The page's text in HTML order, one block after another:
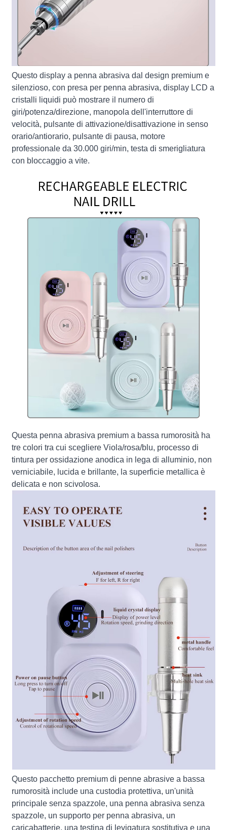
Questo display a penna abrasiva dal design premium e
silenzioso, con presa per penna abrasiva, display LCD a
cristalli liquidi può mostrare il numero di
giri/potenza/direzione, manopola dell'interruttore di
velocità, pulsante di attivazione/disattivazione in senso
orario/antiorario, pulsante di pausa, motore
professionale da 30.000 giri/min, testa di smerigliatura
con bloccaggio a vite.
Questa penna abrasiva premium a bassa rumorosità ha
tre colori tra cui scegliere Viola/rosa/blu, processo di
tintura per ossidazione anodica in lega di alluminio, non
verniciabile, lucida e brillante, la superficie metallica è
delicata e non scivolosa.
Questo pacchetto premium di penne abrasive a bassa
rumorosità include una custodia protettiva, un'unità
principale senza spazzole, una penna abrasiva senza
spazzole, un supporto per penna abrasiva, un
caricabatterie, una testina di levigatura sostitutiva e una